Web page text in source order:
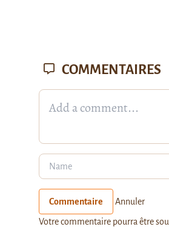
COMMENTAIRES
Commentaire Annuler
Votre commentaire pourra être